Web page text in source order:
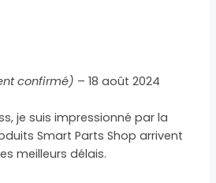
confirmé) – 18 août 2024
je suis impressionné par la
Smart Parts Shop arrivent
meilleurs délais.